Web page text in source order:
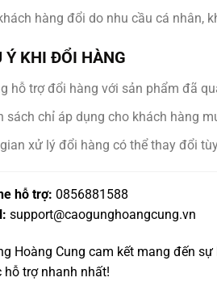
hàng đổi do nhu cầu cá nhân,
Ý KHI ĐỔI HÀNG
hỗ trợ đổi hàng với sản phẩm đã
sách chỉ áp dụng cho khách hàng
xử lý đổi hàng có thể thay đổi
hỗ trợ: 0856881588
support@caogunghoangcung.vn
Hoàng Cung cam kết mang đến
hỗ trợnhanh nhất!